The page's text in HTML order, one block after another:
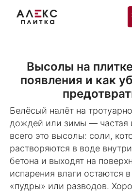
Высолы на
появления и как
Белёсый налёт на
дождей или зимы — частая
всего это высолы: соли,
растворяются в воде
бетона и выходят на
испарения влаги остаются
«пудры» или разводов.